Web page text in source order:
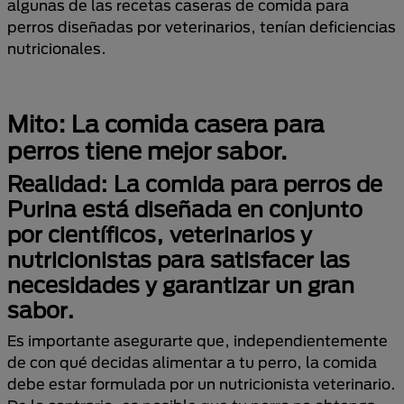
algunas de las recetas caseras de comida para
perros diseñadas por veterinarios, tenían deficiencias
nutricionales.
Mito: La comida casera para
perros tiene mejor sabor.
Realidad: La comida para perros de
Purina está diseñada en conjunto
por científicos, veterinarios y
nutricionistas para satisfacer las
necesidades y garantizar un gran
sabor.
Es importante asegurarte que, independientemente
de con qué decidas alimentar a tu perro, la comida
debe estar formulada por un nutricionista veterinario.